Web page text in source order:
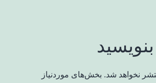
نخواهد شد. بخش‌های موردنیاز